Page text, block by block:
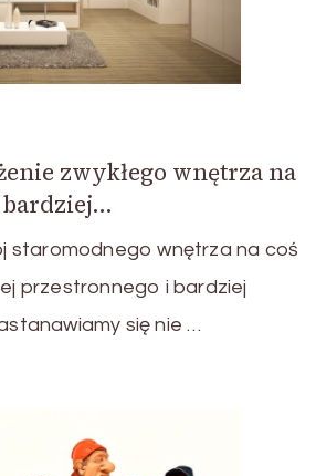
zwykłego wnętrza na
bardziej…
staromodnego wnętrza na coś
przestronnego i bardziej
się nie …